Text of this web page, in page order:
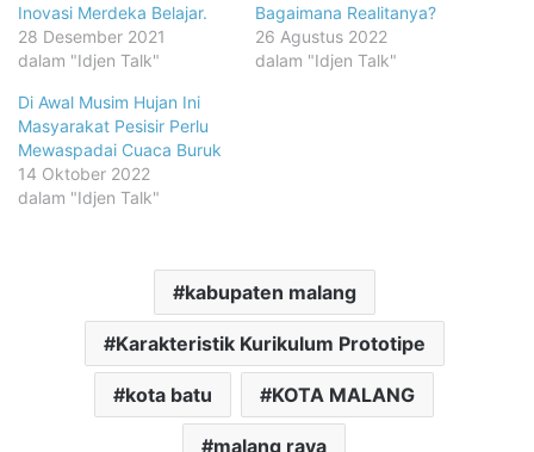
Inovasi Merdeka Belajar.
28 Desember 2021
dalam "Idjen Talk"
Bagaimana Realitanya?
26 Agustus 2022
dalam "Idjen Talk"
Di Awal Musim Hujan Ini
Masyarakat Pesisir Perlu
Mewaspadai Cuaca Buruk
14 Oktober 2022
dalam "Idjen Talk"
kabupaten malang
Karakteristik Kurikulum Prototipe
kota batu KOTA MALANG
malang raya